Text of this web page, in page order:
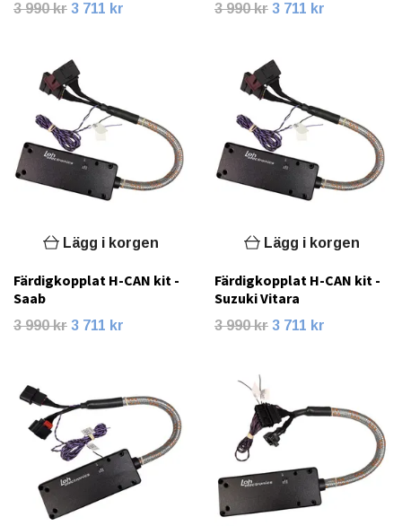
3 990 kr 3 711 kr 3 990 kr 3 711 kr
Lägg i korgen
Färdigkopplat H-CAN kit -
Saab
3 990 kr 3 711 kr
Lägg i korgen
Färdigkopplat H-CAN kit -
Suzuki Vitara
3 990 kr 3 711 kr